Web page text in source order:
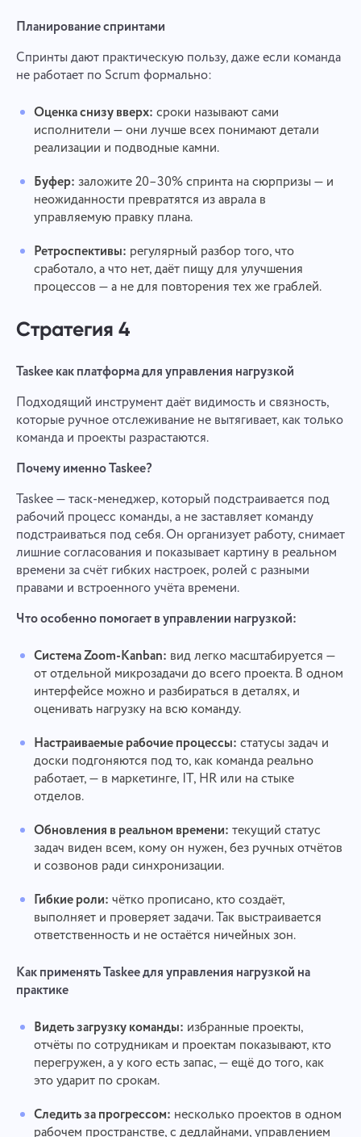
Планирование спринтами
Спринты дают практическую пользу, даже если команда
не работает по Scrum формально:
Оценка снизу вверх: сроки называют сами
исполнители — они лучше всех понимают детали
реализации и подводные камни.
Буфер: заложите 20–30% спринта на сюрпризы — и
неожиданности превратятся из аврала в
управляемую правку плана.
Ретроспективы: регулярный разбор того, что
сработало, а что нет, даёт пищу для улучшения
процессов — а не для повторения тех же граблей.
Стратегия 4
Taskee как платформа для управления нагрузкой
Подходящий инструмент даёт видимость и связность,
которые ручное отслеживание не вытягивает, как только
команда и проекты разрастаются.
Почему именно Taskee?
Taskee — таск-менеджер, который подстраивается под
рабочий процесс команды, а не заставляет команду
подстраиваться под себя. Он организует работу, снимает
лишние согласования и показывает картину в реальном
времени за счёт гибких настроек, ролей с разными
правами и встроенного учёта времени.
Что особенно помогает в управлении нагрузкой:
Система Zoom-Kanban: вид легко масштабируется —
от отдельной микрозадачи до всего проекта. В одном
интерфейсе можно и разбираться в деталях, и
оценивать нагрузку на всю команду.
Настраиваемые рабочие процессы: статусы задач и
доски подгоняются под то, как команда реально
работает, — в маркетинге, IT, HR или на стыке
отделов.
Обновления в реальном времени: текущий статус
задач виден всем, кому он нужен, без ручных отчётов
и созвонов ради синхронизации.
Гибкие роли: чётко прописано, кто создаёт,
выполняет и проверяет задачи. Так выстраивается
ответственность и не остаётся ничейных зон.
Как применять Taskee для управления нагрузкой на
практике
Видеть загрузку команды: избранные проекты,
отчёты по сотрудникам и проектам показывают, кто
перегружен, а у кого есть запас, — ещё до того, как
это ударит по срокам.
Следить за прогрессом: несколько проектов в одном
рабочем пространстве, с дедлайнами, управлением